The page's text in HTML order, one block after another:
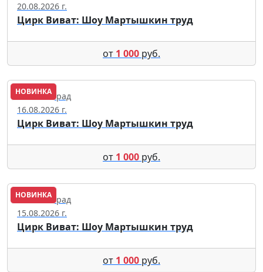
20.08.2026 г.
Цирк Виват: Шоу Мартышкин труд
от 1 000 руб.
НОВИНКА
Калининград
16.08.2026 г.
Цирк Виват: Шоу Мартышкин труд
от 1 000 руб.
НОВИНКА
Калининград
15.08.2026 г.
Цирк Виват: Шоу Мартышкин труд
от 1 000 руб.